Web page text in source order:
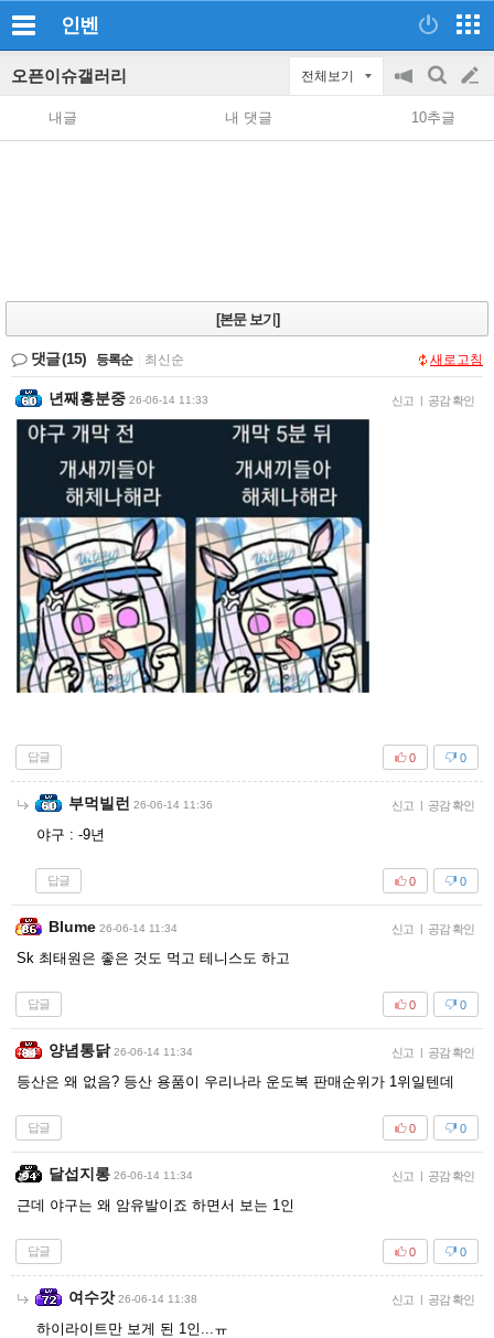
인벤
오픈이슈갤러리 전체보기
공
지
on/off
검
색
글
쓰
내글 내 댓글 10추글
[본문 보기]
댓글(15) 등록순 최신순 새로고침
년째흥분중 26-06-14 11:33 신고 | 공감 확인
답글 0
0
부먹빌런 26-06-14 11:36 신고 | 공감 확인
야구 : -9년
답글 0
0
Blume 26-06-14 11:34 신고 | 공감 확인
Sk 최태원은 좋은 것도 먹고 테니스도 하고
답글 0
0
양념통닭 26-06-14 11:34 신고 | 공감 확인
등산은 왜 없음? 등산 용품이 우리나라 운도복 판매순위가 1위일텐데
답글 0
0
달섭지롱 26-06-14 11:34 신고 | 공감 확인
근데 야구는 왜 암유발이죠 하면서 보는 1인
답글 0
0
여수갓 26-06-14 11:38 신고 | 공감 확인
하이라이트만 보게 된 1인...ㅠ